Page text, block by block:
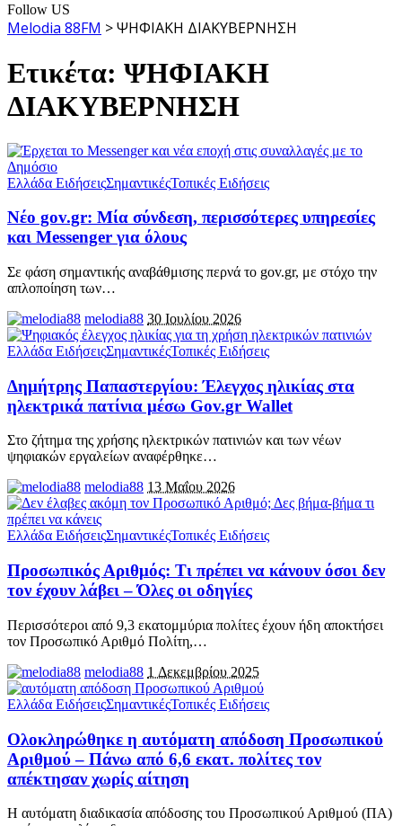
Follow US
Melodia 88FM >ΨΗΦΙΑΚΗ ΔΙΑΚΥΒΕΡΝΗΣΗ
Ετικέτα: ΨΗΦΙΑΚΗ
ΔΙΑΚΥΒΕΡΝΗΣΗ
Ελλάδα ΕιδήσειςΣημαντικέςΤοπικές Ειδήσεις
Νέο gov.gr: Μία σύνδεση, περισσότερες υπηρεσίες
και Messenger για όλους
Σε φάση σημαντικής αναβάθμισης περνά το gov.gr, με στόχο την
απλοποίηση των…
melodia88 30 Ιουλίου 2026
Ελλάδα ΕιδήσειςΣημαντικέςΤοπικές Ειδήσεις
Δημήτρης Παπαστεργίου: Έλεγχος ηλικίας στα
ηλεκτρικά πατίνια μέσω Gov.gr Wallet
Στο ζήτημα της χρήσης ηλεκτρικών πατινιών και των νέων
ψηφιακών εργαλείων αναφέρθηκε…
melodia88 13 Μαΐου 2026
Ελλάδα ΕιδήσειςΣημαντικέςΤοπικές Ειδήσεις
Προσωπικός Αριθμός: Τι πρέπει να κάνουν όσοι δεν
τον έχουν λάβει – Όλες οι οδηγίες
Περισσότεροι από 9,3 εκατομμύρια πολίτες έχουν ήδη αποκτήσει
τον Προσωπικό Αριθμό Πολίτη,…
melodia88 1 Δεκεμβρίου 2025
Ελλάδα ΕιδήσειςΣημαντικέςΤοπικές Ειδήσεις
Ολοκληρώθηκε η αυτόματη απόδοση Προσωπικού
Αριθμού – Πάνω από 6,6 εκατ. πολίτες τον
απέκτησαν χωρίς αίτηση
Η αυτόματη διαδικασία απόδοσης του Προσωπικού Αριθμού (ΠΑ)